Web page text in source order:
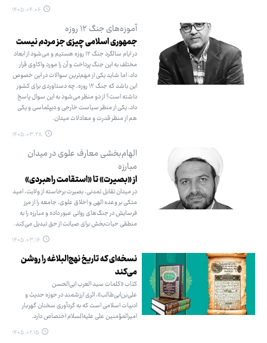
۱۴۰۵.۰۴.۰۶
آموزه‌های جنگ ۱۲ روزه
جمهوری اسلامی چیزی جز مردم نیست
در ایام سالگرد جنگ ۱۲ روزه هستیم و می‌شود از ابعاد
مختلف به این جنگ پرداخت و آن را مورد واکاوی قرار
داد، اما شاید یکی از مهم‌ترین سوالات در این خصوص
این باشد که جنگ ۱۲ روزه، چه دستاوردی برای کشور
داشته است؟ از دو منظر می‌شود به این سوال پاسخ
داد، یکی از منظر سیاست خارجی و دیپلماسی و یکی
هم از منظر قدرت و معادلات میدان.
۱۴۰۵.۰۳.۲۸
الهام‌بخشی معارف علوی در میدان
مبارزه
از «بصیرت» تا «استقامت راهبردی»
در میدان تقابل تمدنی، بصیرت برخاسته از ولایت، امید
متکی بر وعده الهی و اخلاق علوی، جامعه را از مرز
فرسایش در جنگ‌های روانی عبور داده و مبارزه را به
منطقی حیات‌بخش برای صیانت از حق تبدیل می‌کند.
۱۴۰۵.۰۳.۱۶
نسخه‌ای که تاریخ نهج‌البلاغه را روشن
می‌کند
کتاب «کلمات سید العرب ابی‌الحسن
علی‌بن‌ابی‌طالب»، اثری ارزشمند در حوزه حدیث و
ادبیات اسلامی است که به گردآوری سخنان گهربار
امیرالمؤمنین علی علیه‌السلام اختصاص دارد.
۱۴۰۵.۰۲.۱۵